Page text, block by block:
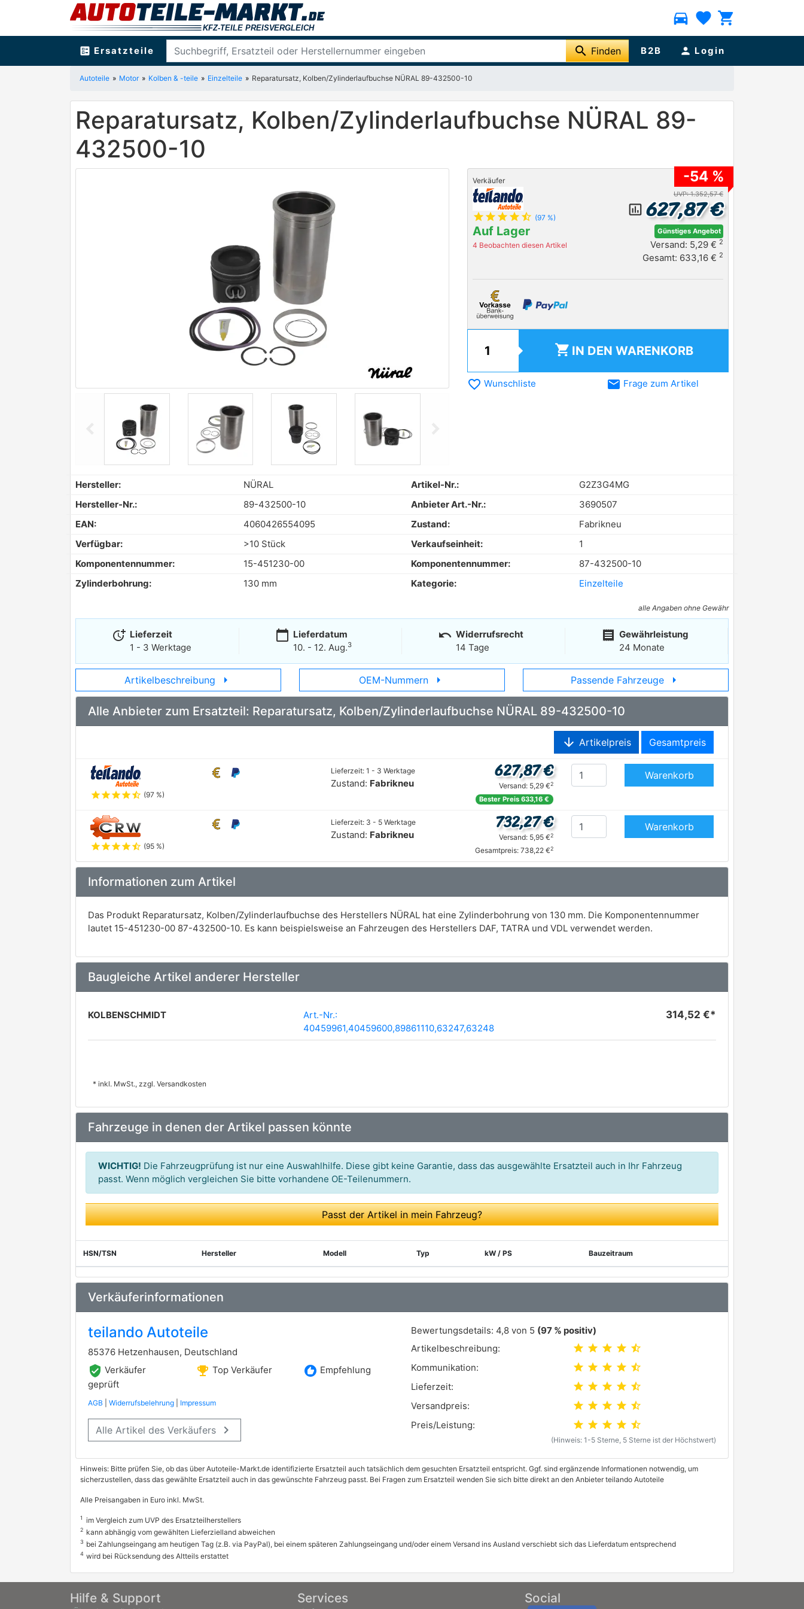
directions_car favorite shopping_cart
ballot Ersatzteile search Finden B2B person Login
Autoteile Motor Kolben & -teile Einzelteile Reparatursatz, Kolben/Zylinderlaufbuchse NÜRAL 89-432500-10
Reparatursatz, Kolben/Zylinderlaufbuchse NÜRAL 89-
432500-10
Previous
Verkäufer
star star star star star_half (97 %)
Auf Lager
4 Beobachten diesen Artikel
-54 %
UVP: 1.352,57 €
insert_chart_outlined 627,87 €
Günstiges Angebot
Versand: 5,29 € 2
Gesamt: 633,16 € 2
shopping_cart IN DEN WARENKORB
favorite_border Wunschliste email Frage zum Artikel
Hersteller: NÜRAL Artikel-Nr.:
G2Z3G4MG
Hersteller-Nr.:
89-432500-10 Anbieter Art.-Nr.:
3690507
EAN:
4060426554095 Zustand:
Fabrikneu
Verfügbar:
>10 Stück Verkaufseinheit:
1
Komponentennummer:
15-451230-00 Komponentennummer:
87-432500-10
Zylinderbohrung:
130 mm Kategorie: Einzelteile
alle Angaben ohne Gewähr
more_time Lieferzeit
1 - 3 Werktage
calendar_today Lieferdatum
10. - 12. Aug.3
undo Widerrufsrecht
14 Tage
receipt Gewährleistung
24 Monate
Artikelbeschreibung arrow_right OEM-Nummern arrow_right Passende Fahrzeuge arrow_right
Alle Anbieter zum Ersatzteil: Reparatursatz, Kolben/Zylinderlaufbuchse NÜRAL 89-432500-10
arrow_downward Artikelpreis Gesamtpreis
starstarstarstarstar_half (97 %)
Lieferzeit: 1 - 3 Werktage
Zustand: Fabrikneu
627,87 €
Versand: 5,29 €2
Bester Preis 633,16 €
Warenkorb
starstarstarstarstar_half (95 %)
Lieferzeit: 3 - 5 Werktage
Zustand: Fabrikneu
732,27 €
Versand: 5,95 €2
Gesamtpreis: 738,22 €2
Warenkorb
Informationen zum Artikel
Das Produkt Reparatursatz, Kolben/Zylinderlaufbuchse des Herstellers NÜRAL hat eine Zylinderbohrung von 130 mm. Die Komponentennummer
lautet 15-451230-00 87-432500-10. Es kann beispielsweise an Fahrzeugen des Herstellers DAF, TATRA und VDL verwendet werden.
Baugleiche Artikel anderer Hersteller
KOLBENSCHMIDT
Art.-Nr.:
40459961,40459600,89861110,63247,63248
314,52 €*
* inkl. MwSt., zzgl. Versandkosten
Fahrzeuge in denen der Artikel passen könnte
WICHTIG! Die Fahrzeugprüfung ist nur eine Auswahlhilfe. Diese gibt keine Garantie, dass das ausgewählte Ersatzteil auch in Ihr Fahrzeug
passt. Wenn möglich vergleichen Sie bitte vorhandene OE-Teilenummern.
Passt der Artikel in mein Fahrzeug?
HSN/TSN Hersteller Modell Typ kW / PS Bauzeitraum
Verkäuferinformationen
teilando Autoteile
85376 Hetzenhausen, Deutschland
verified_user Verkäufer
geprüft
emoji_events Top Verkäufer recommend Empfehlung
AGB Widerrufsbelehrung Impressum
Alle Artikel des Verkäufers keyboard_arrow_right
Bewertungsdetails: 4,8 von 5 (97 % positiv)
Artikelbeschreibung:
star star star star star_half
Kommunikation: star star star star star_half
Lieferzeit: star star star star star_half
Versandpreis: star star star star star_half
Preis/Leistung: star star star star star_half
(Hinweis: 1-5 Sterne, 5 Sterne ist der Höchstwert)
Hinweis: Bitte prüfen Sie, ob das über Autoteile-Markt.de identifizierte Ersatzteil auch tatsächlich dem gesuchten Ersatzteil entspricht. Ggf. sind ergänzende Informationen notwendig, um
sicherzustellen, dass das gewählte Ersatzteil auch in das gewünschte Fahrzeug passt. Bei Fragen zum Ersatzteil wenden Sie sich bitte direkt an den Anbieter teilando Autoteile
Alle Preisangaben in Euro inkl. MwSt.
1 im Vergleich zum UVP des Ersatzteilherstellers
2 kann abhängig vom gewählten Lieferzielland abweichen
3 bei Zahlungseingang am heutigen Tag (z.B. via PayPal), bei einem späteren Zahlungseingang und/oder einem Versand ins Ausland verschiebt sich das Lieferdatum entsprechend
4 wird bei Rücksendung des Altteils erstattet
Hilfe & Support Services Social